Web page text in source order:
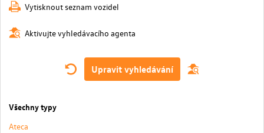
Vytisknout seznam vozidel
Aktivujte vyhledávacího agenta
Upravit vyhledávání
Všechny typy
Ateca